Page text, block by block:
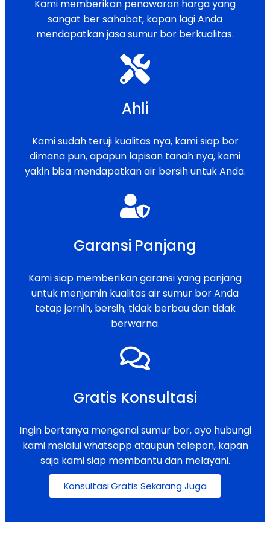
Kami memberikan penawaran harga yang
sangat ber sahabat, kapan lagi Anda
mendapatkan jasa sumur bor berkualitas.
Ahli
Kami sudah teruji kualitas nya, kami siap bor
dimana pun, apapun lapisan tanah nya, kami
yakin bisa mendapatkan air bersih untuk Anda.
Garansi Panjang
Kami siap memberikan garansi yang panjang
untuk menjamin kualitas air sumur bor Anda
tetap jernih, bersih, tidak berbau dan tidak
berwarna.
Gratis Konsultasi
Ingin bertanya mengenai sumur bor, ayo hubungi
kami melalui whatsapp ataupun telepon, kapan
saja kami siap membantu dan melayani.
Konsultasi Gratis Sekarang Juga